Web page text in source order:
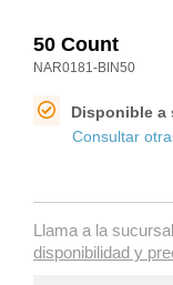
50 Count
NAR0181-BIN50
Disponible a
Consultar
Llama a la
disponibilidad y